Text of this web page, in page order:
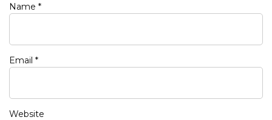
Name *
Email *
Website